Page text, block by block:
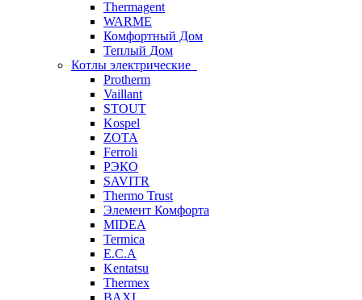
Thermagent
WARME
Комфортный Дом
Теплый Дом
Котлы электрические
Protherm
Vaillant
STOUT
Kospel
ZOTA
Ferroli
РЭКО
SAVITR
Thermo Trust
Элемент Комфорта
MIDEA
Termica
E.C.A
Kentatsu
Thermex
BAXI